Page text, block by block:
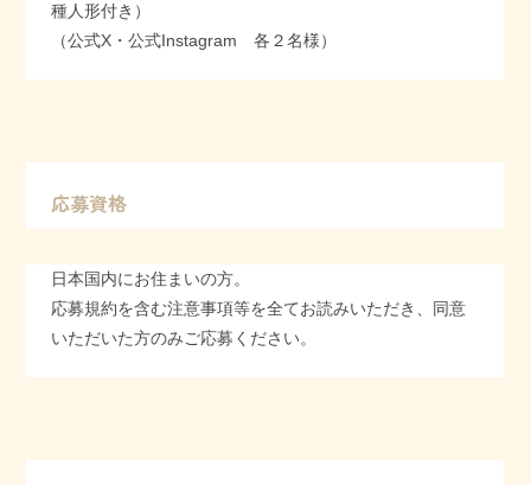
種人形付き）
（公式X・公式Instagram 各２名様）
応募資格
日本国内にお住まいの方。
応募規約を含む注意事項等を全てお読みいただき、同意
いただいた方のみご応募ください。